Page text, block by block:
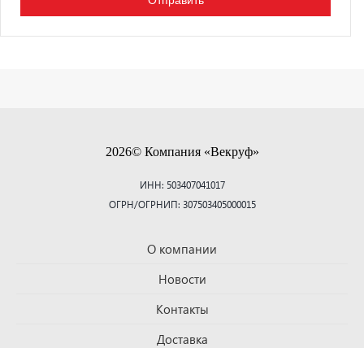
2026© Компания «Векруф»
ИНН: 503407041017
ОГРН/ОГРНИП: 307503405000015
О компании
Новости
Контакты
Доставка